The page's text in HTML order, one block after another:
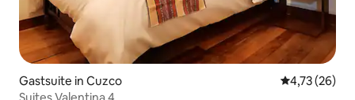
Gastsuite in Cuzco Gemiddelde
4,73 (26)